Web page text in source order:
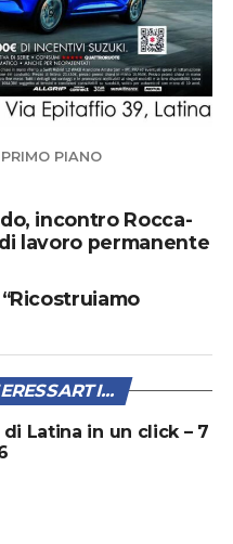
PIANO
incontro Rocca-
lavoro permanente
Latina in un click – 7